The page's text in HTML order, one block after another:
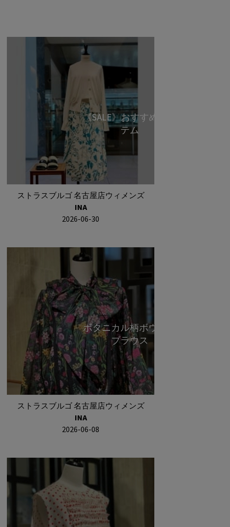
《SALE》おすすめアイ
テム
ストラスブルゴ 名古屋店ウィメンズ
INA
2026-06-30
ボタニカル柄ボウタイ
ブラウス
ストラスブルゴ 名古屋店ウィメンズ
INA
2026-06-08